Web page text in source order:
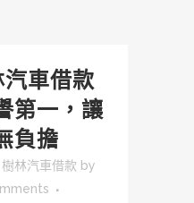
車借款
第一，讓
負擔
樹林汽車借款 by